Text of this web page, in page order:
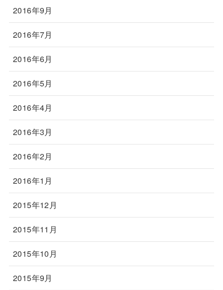
2016年9月
2016年7月
2016年6月
2016年5月
2016年4月
2016年3月
2016年2月
2016年1月
2015年12月
2015年11月
2015年10月
2015年9月